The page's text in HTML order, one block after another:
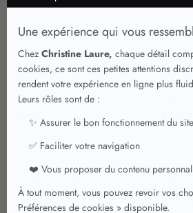
Vêtements pour femmes
Vêtements de qualité
Robes
Jupes chic
Jupes
T
Pulls et Gilets
Jeans
Pantalons
Vestes